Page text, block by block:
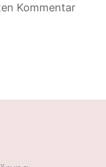
Kommentar